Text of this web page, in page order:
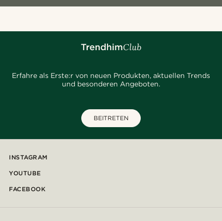
Erfahre als Erste:r von neuen Produkten, aktuellen Trends
und besonderen Angeboten.
BEITRETEN
INSTAGRAM
YOUTUBE
FACEBOOK